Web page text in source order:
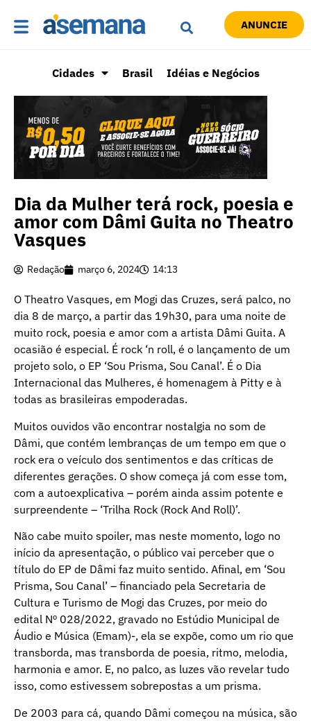
ANUNCIE
Cidades Brasil Idéias e Negócios
Dia da Mulher terá rock, poesia e
amor com Dâmi Guita no Theatro
Vasques
Redação março 6, 2024 14:13
O Theatro Vasques, em Mogi das Cruzes, será palco, no
dia 8 de março, a partir das 19h30, para uma noite de
muito rock, poesia e amor com a artista Dâmi Guita. A
ocasião é especial. É rock ‘n roll, é o lançamento de um
projeto solo, o EP ‘Sou Prisma, Sou Canal’. É o Dia
Internacional das Mulheres, é homenagem à Pitty e à
todas as brasileiras empoderadas.
Muitos ouvidos vão encontrar nostalgia no som de
Dâmi, que contém lembranças de um tempo em que o
rock era o veículo dos sentimentos e das críticas de
diferentes gerações. O show começa já com esse tom,
com a autoexplicativa – porém ainda assim potente e
surpreendente – ‘Trilha Rock (Rock And Roll)’.
Não cabe muito spoiler, mas neste momento, logo no
início da apresentação, o público vai perceber que o
título do EP de Dâmi faz muito sentido. Afinal, em ‘Sou
Prisma, Sou Canal’ – financiado pela Secretaria de
Cultura e Turismo de Mogi das Cruzes, por meio do
edital Nº 028/2022, gravado no Estúdio Municipal de
Áudio e Música (Emam)-, ela se expõe, como um rio que
transborda, mas transborda de poesia, ritmo, melodia,
harmonia e amor. E, no palco, as luzes vão revelar tudo
isso, como estivessem sobrepostas a um prisma.
De 2003 para cá, quando Dâmi começou na música, são